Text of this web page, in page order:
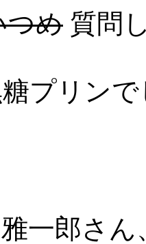
つめ 質問
プリン
一郎さん